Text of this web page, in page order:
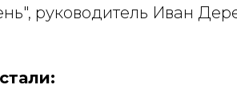
руководитель Иван